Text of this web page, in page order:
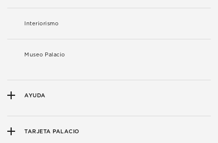
Interiorismo
Museo Palacio
AYUDA
TARJETA PALACIO